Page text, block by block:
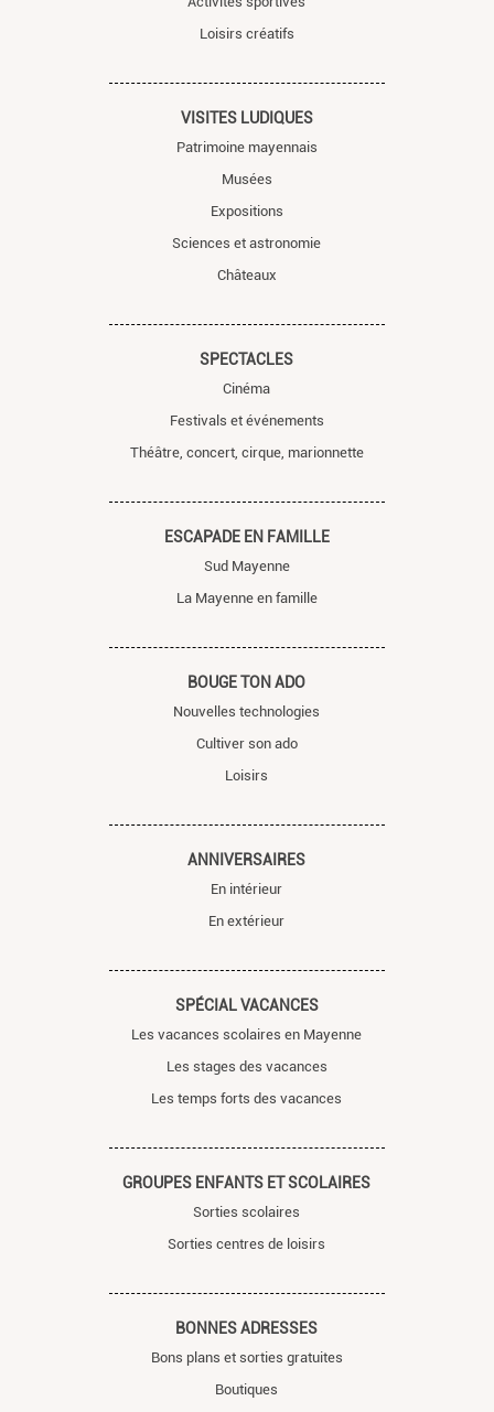
Loisirs créatifs
VISITES LUDIQUES
Patrimoine mayennais
Musées
Expositions
Sciences et astronomie
Châteaux
SPECTACLES
Cinéma
Festivals et événements
Théâtre, concert, cirque, marionnette
ESCAPADE EN FAMILLE
Sud Mayenne
La Mayenne en famille
BOUGE TON ADO
Nouvelles technologies
Cultiver son ado
Loisirs
ANNIVERSAIRES
En intérieur
En extérieur
SPÉCIAL VACANCES
Les vacances scolaires en Mayenne
Les stages des vacances
Les temps forts des vacances
GROUPES ENFANTS ET SCOLAIRES
Sorties scolaires
Sorties centres de loisirs
BONNES ADRESSES
Bons plans et sorties gratuites
Boutiques